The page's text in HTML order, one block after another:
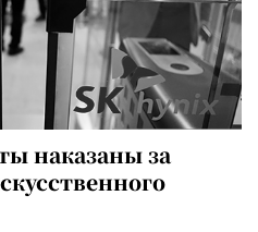
наказаны за